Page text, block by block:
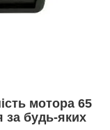
мотора 65
за будь-яких